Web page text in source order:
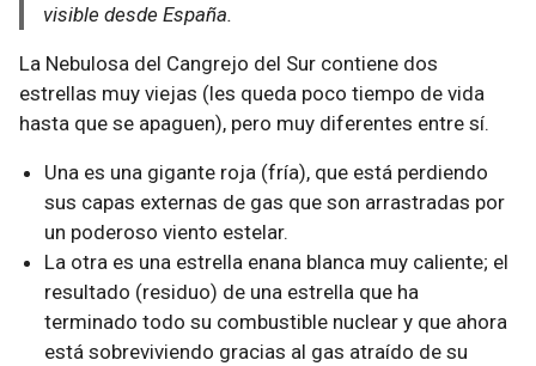
visible desde España.
La Nebulosa del Cangrejo del Sur contiene dos
estrellas muy viejas (les queda poco tiempo de vida
hasta que se apaguen), pero muy diferentes entre sí.
Una es una gigante roja (fría), que está perdiendo
sus capas externas de gas que son arrastradas por
un poderoso viento estelar.
La otra es una estrella enana blanca muy caliente; el
resultado (residuo) de una estrella que ha
terminado todo su combustible nuclear y que ahora
está sobreviviendo gracias al gas atraído de su